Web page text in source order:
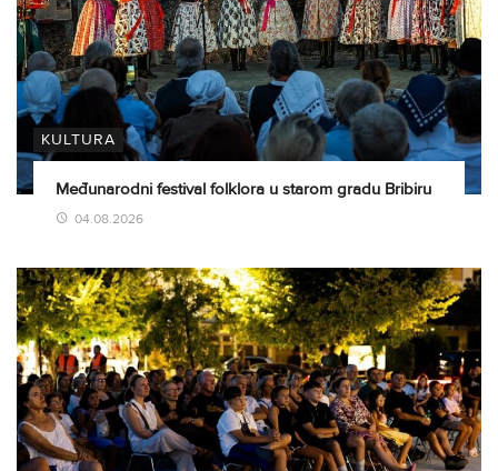
KULTURA
Međunarodni festival folklora u starom gradu Bribiru
04.08.2026